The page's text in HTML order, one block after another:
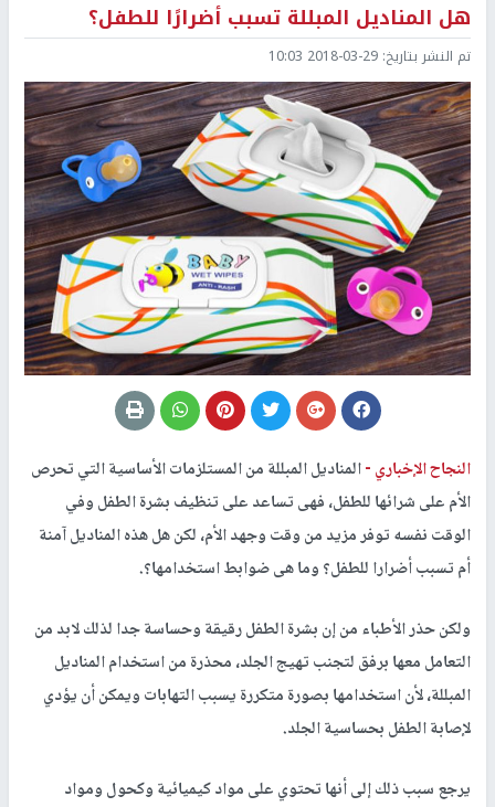
هل المناديل المبللة تسبب أضرارًا للطفل؟
تم النشر بتاريخ: 2018-03-29 10:03
النجاح الإخباري -المناديل المبللة من المستلزمات الأساسية التي تحرص
الأم على شرائها للطفل، فهى تساعد على تنظيف بشرة الطفل وفي
الوقت نفسه توفر مزيد من وقت وجهد الأم، لكن هل هذه المناديل آمنة
أم تسبب أضرارا للطفل؟ وما هى ضوابط استخدامها؟.
ولكن حذر الأطباء من إن بشرة الطفل رقيقة وحساسة جدا لذلك لابد من
التعامل معها برفق لتجنب تهيج الجلد، محذرة من استخدام المناديل
المبللة، لأن استخدامها بصورة متكررة يسبب التهابات ويمكن أن يؤدي
لإصابة الطفل بحساسية الجلد.
يرجع سبب ذلك إلى أنها تحتوي على مواد كيميائية وكحول ومواد